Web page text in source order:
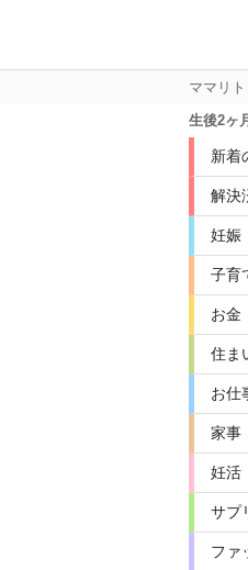
ママリ
生後2ヶ
新着
解決
妊娠
子育
お金
住ま
お仕
家事
妊活
サプ
ファ